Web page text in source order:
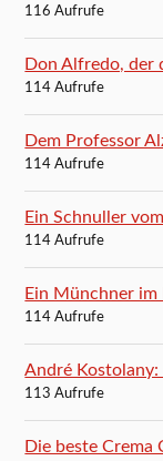
116 Aufrufe
Don Alfredo, der
114 Aufrufe
Dem Professor
114 Aufrufe
Ein Schnuller
114 Aufrufe
Ein Münchner im
114 Aufrufe
André Kostolany:
113 Aufrufe
Die beste Crema